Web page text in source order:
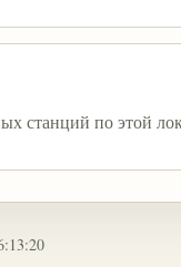
станций по этой